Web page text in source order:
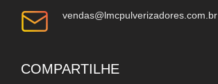
vendas@lmcpulverizadores.com.br
COMPARTILHE